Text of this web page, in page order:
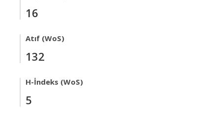
16
Atıf (WoS)
132
H-İndeks (WoS)
5